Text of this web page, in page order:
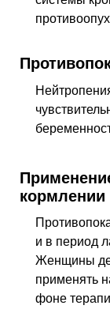
кормлении
и в период
Женщины
применять
фоне